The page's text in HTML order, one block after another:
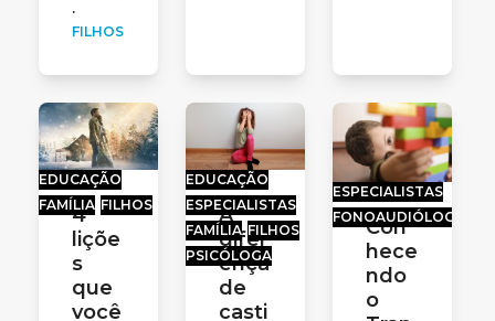
·
FILHOS
EDUCAÇÃO
FAMÍLIA FILHOS
4
liçõe
s
que
você
EDUCAÇÃO
ESPECIALISTAS
FAMÍLIA FILHOS
PSICÓLOGA
A
difer
ença
de
casti
ESPECIALISTAS
FONOAUDIÓLOGA
Con
hece
ndo
o